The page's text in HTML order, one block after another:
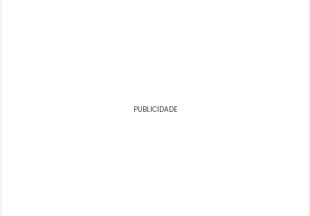
PUBLICIDADE